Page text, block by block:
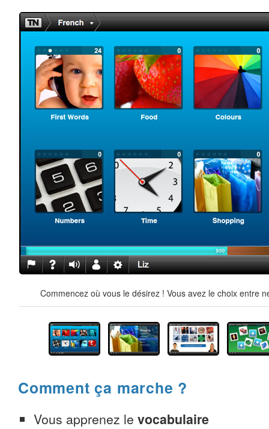
Commencez où vous le désirez ! Vous avez le choix entre
Comment ça marche ?
Vous apprenez le vocabulaire